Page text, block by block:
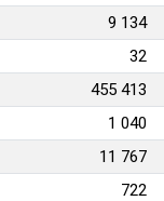
9 134
32
455 413
1 040
11 767
722